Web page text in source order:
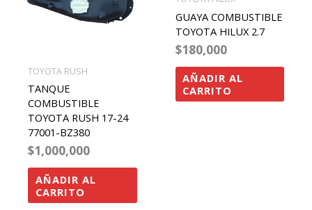
TOYOTA RUSH
TANQUE
COMBUSTIBLE
TOYOTA RUSH 17-24
77001-BZ380
$1,000,000
AÑADIR AL
CARRITO
GUAYA COMBUSTIBLE
TOYOTA HILUX 2.7
$180,000
AÑADIR AL
CARRITO